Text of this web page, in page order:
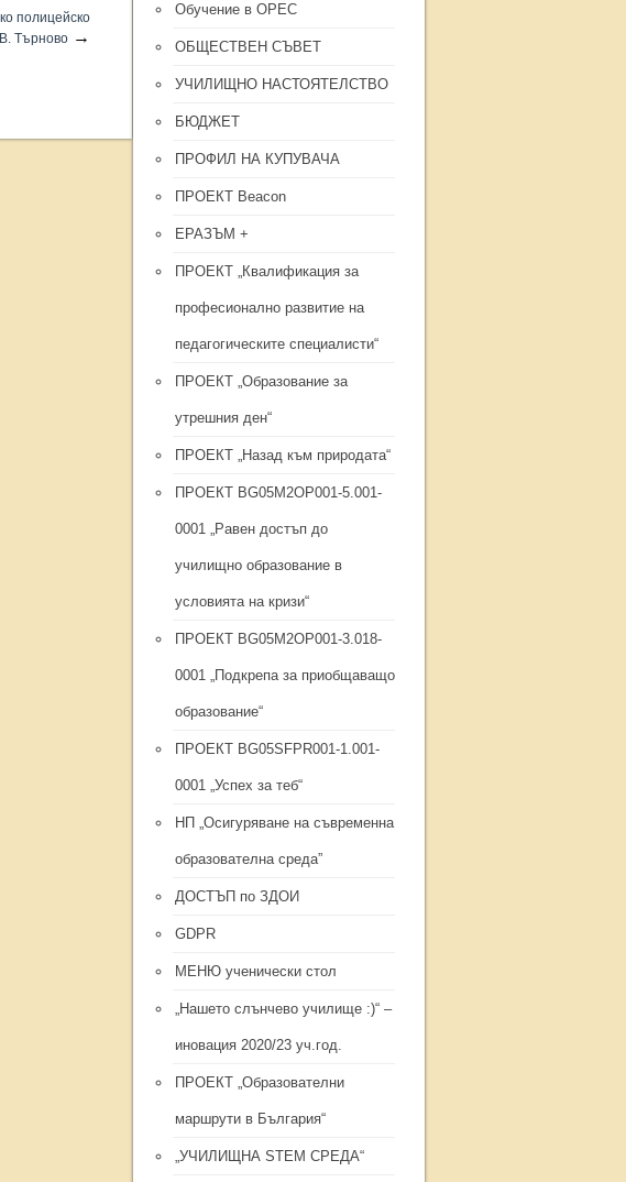
полицейско
Търново →
Обучение в ОРЕС
ОБЩЕСТВЕН СЪВЕТ
УЧИЛИЩНО НАСТОЯТЕЛСТВО
БЮДЖЕТ
ПРОФИЛ НА КУПУВАЧА
ПРОЕКТ Beacon
ЕРАЗЪМ +
ПРОЕКТ „Квалификация за
професионално развитие на
педагогическите специалисти“
ПРОЕКТ „Образование за
утрешния ден“
ПРОЕКТ „Назад към природата“
ПРОЕКТ BG05M2OP001-5.001-
0001 „Равен достъп до
училищно образование в
условията на кризи“
ПРОЕКТ BG05M2ОP001-3.018-
0001 „Подкрепа за приобщаващо
образование“
ПРОЕКТ BG05SFPR001-1.001-
0001 „Успех за теб“
НП „Осигуряване на съвременна
образователна среда”
ДОСТЪП по ЗДОИ
GDPR
МЕНЮ ученически стол
„Нашето слънчево училище :)“ –
иновация 2020/23 уч.год.
ПРОЕКТ „Образователни
маршрути в България“
„УЧИЛИЩНА STEM СРЕДА“